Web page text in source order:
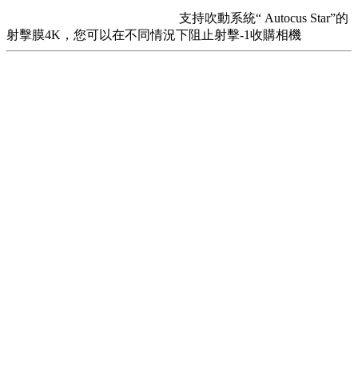
支持吹動系統“ Autocus Star”的
射擊膜4K，您可以在不同情況下阻止射擊-1收購相機